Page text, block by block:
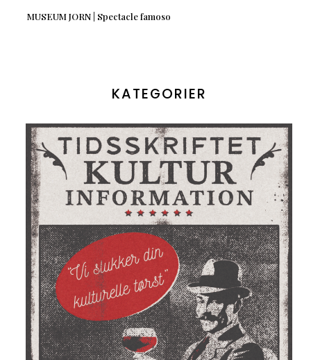
MUSEUM JORN | Spectacle famoso
KATEGORIER